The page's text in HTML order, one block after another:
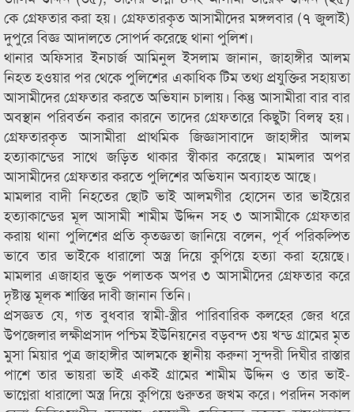
কে গ্রেফতার করা হয়। গ্রেফতারকৃত আসামীদের মঙ্গলবার (৭ জুলাই)
দুপুরে বিজ্ঞ আদালতে সোপর্দ করেছে থানা পুলিশ।
থানার অফিসার ইনচার্জ আমিনুল ইসলাম জানান, জাহাঙ্গীর আলম
নিহত হওয়ার পর থেকে পুলিশের একাধিক টিম তথ্য প্রযুক্তির সহায়তা
আসামীদের গ্রেফতার করতে অভিযান চালায়। কিন্তু আসামীরা বার বার
অবস্থান পরিবর্তন করার কারনে তাদের গ্রেফতারে কিছুটা বিলম্ব হয়।
গ্রেফতারকৃত আসামীরা প্রাথমিক জিজ্ঞাসাবাদে জাহাঙ্গীর আলম
হত্যাকান্ডের সাথে জড়িত থাকার স্বীকার করেছে। মামলার অপর
আসামীদের গ্রেফতার করতে পুলিশের অভিযান অব্যাহত আছে।
মামলার বাদী নিহতের ছোট ভাই আলমগীর হোসেন তার ভাইয়ের
হত্যাকান্ডের মূল আসামী শামীম উদ্দিন সহ ৩ আসামীকে গ্রেফতার
করায় থানা পুলিশের প্রতি কৃতজ্ঞতা জানিয়ে বলেন, পূর্ব পরিকল্পিত
ভাবে তার ভাইকে ধারালো অস্ত্র দিয়ে কুপিয়ে হত্যা করা হয়েছে।
মামলার এজাহার ভুক্ত পলাতক অপর ৩ আসামীদের গ্রেফতার করে
দৃষ্টান্ত মূলক শাস্তির দাবী জানান তিনি।
প্রসজ্ঞত যে, গত বুধবার স্বামী-স্ত্রীর পারিবারিক কলহের জের ধরে
উপজেলার লক্ষীপ্রসাদ পশ্চিম ইউনিয়নের বড়বন্দ ৩য় খন্ড গ্রামের মৃত
মুসা মিয়ার পুত্র জাহাঙ্গীর আলমকে স্থানীয় করুনা সুন্দরী দিঘীর রাস্তার
পাশে তার ভায়রা ভাই একই গ্রামের শামীম উদ্দিন ও তার ভাই-
ভাগ্নেরা ধারালো অস্ত্র দিয়ে কুপিয়ে গুরুতর জখম করে। পরদিন সকাল